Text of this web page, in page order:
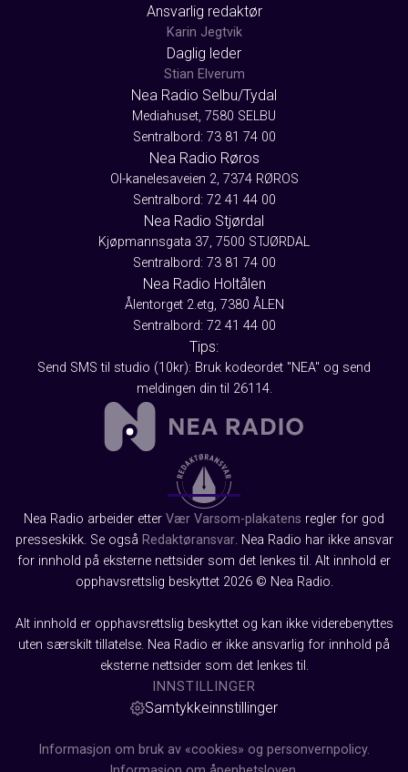
Ansvarlig redaktør
Karin Jegtvik
Daglig leder
Stian Elverum
Nea Radio Selbu/Tydal
Mediahuset, 7580 SELBU
Sentralbord: 73 81 74 00
Nea Radio Røros
Ol-kanelesaveien 2, 7374 RØROS
Sentralbord: 72 41 44 00
Nea Radio Stjørdal
Kjøpmannsgata 37, 7500 STJØRDAL
Sentralbord: 73 81 74 00
Nea Radio Holtålen
Ålentorget 2.etg, 7380 ÅLEN
Sentralbord: 72 41 44 00
Tips:
Send SMS til studio (10kr): Bruk kodeordet "NEA" og send
meldingen din til 26114.
Nea Radio arbeider etter Vær Varsom-plakatens regler for god
presseskikk. Se også Redaktøransvar. Nea Radio har ikke ansvar
for innhold på eksterne nettsider som det lenkes til. Alt innhold er
opphavsrettslig beskyttet 2026 © Nea Radio.
Alt innhold er opphavsrettslig beskyttet og kan ikke viderebenyttes
uten særskilt tillatelse. Nea Radio er ikke ansvarlig for innhold på
eksterne nettsider som det lenkes til.
INNSTILLINGER
Samtykkeinnstillinger
Informasjon om bruk av «cookies» og personvernpolicy.